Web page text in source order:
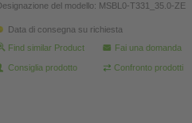
del modello: MSBL0-T331_35.0-ZE
Data di consegna su richiesta
Find similar Product
Fai una domanda
Consiglia prodotto Confronto prodotti